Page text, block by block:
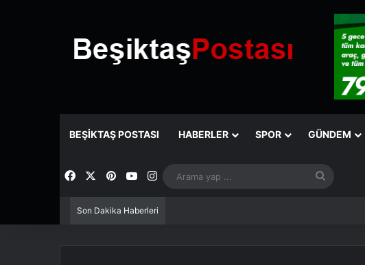
BEŞIKTAŞ POSTASI HABERLER SPOR GÜNDEM
FacebookPinterestYouTube
Instagram
Son Dakika Haberleri